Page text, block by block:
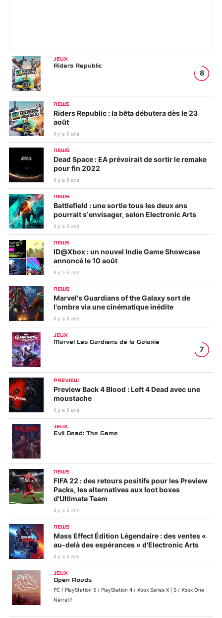
JEUX
Riders Republic
8
NEWS
Riders Republic : la bêta débutera dès le 23
août
Il y a 5 ans
NEWS
Dead Space : EA prévoirait de sortir le remake
pour fin 2022
Il y a 5 ans
NEWS
Battlefield : une sortie tous les deux ans
pourrait s’envisager, selon Electronic Arts
Il y a 5 ans
NEWS
ID@Xbox : un nouvel Indie Game Showcase
annoncé le 10 août
Il y a 5 ans
NEWS
Marvel's Guardians of the Galaxy sort de
l'ombre via une cinématique inédite
Il y a 5 ans
JEUX
Marvel Les Gardiens de la Galaxie
7
PREVIEW
Preview Back 4 Blood : Left 4 Dead avec une
moustache
Il y a 5 ans
JEUX
Evil Dead: The Game
NEWS
FIFA 22 : des retours positifs pour les Preview
Packs, les alternatives aux loot boxes
d'Ultimate Team
Il y a 5 ans
NEWS
Mass Effect Édition Légendaire : des ventes «
au-delà des espérances » d'Electronic Arts
Il y a 5 ans
JEUX
Open Roads
PC / PlayStation 5 / PlayStation 4 / Xbox Series X | S / Xbox One
Narratif